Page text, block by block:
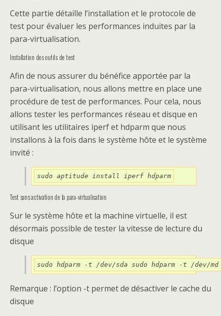
Cette partie détaille l’installation et le protocole de
test pour évaluer les performances induites par la
para-virtualisation.
Installation des outils de test
Afin de nous assurer du bénéfice apportée par la
para-virtualisation, nous allons mettre en place une
procédure de test de performances. Pour cela, nous
allons tester les performances réseau et disque en
utilisant les utilitaires iperf et hdparm que nous
installons à la fois dans le système hôte et le système
invité :
sudo aptitude install iperf hdparm
Test sans activation de la para-virtualisation
Sur le système hôte et la machine virtuelle, il est
désormais possible de tester la vitesse de lecture du
disque
sudo hdparm -t /dev/sda sudo hdparm -t /dev/md
Remarque : l’option -t permet de désactiver le cache du
disque